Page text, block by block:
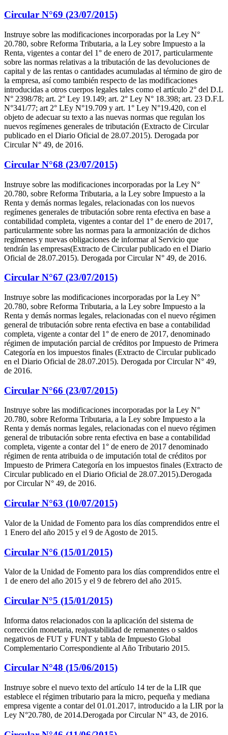
Circular N°69 (23/07/2015)
Instruye sobre las modificaciones incorporadas por la Ley N°
20.780, sobre Reforma Tributaria, a la Ley sobre Impuesto a la
Renta, vigentes a contar del 1° de enero de 2017, particularmente
sobre las normas relativas a la tributación de las devoluciones de
capital y de las rentas o cantidades acumuladas al término de giro de
la empresa, así como también respecto de las modificaciones
introducidas a otros cuerpos legales tales como el artículo 2° del D.L
N° 2398/78; art. 2° Ley 19.149; art. 2° Ley N° 18.398; art. 23 D.F.L
N°341/77; art 2° LEy N°19.709 y art. 1° Ley N°19.420, con el
objeto de adecuar su texto a las nuevas normas que regulan los
nuevos regímenes generales de tributación (Extracto de Circular
publicado en el Diario Oficial de 28.07.2015). Derogada por
Circular N° 49, de 2016.
Circular N°68 (23/07/2015)
Instruye sobre las modificaciones incorporadas por la Ley N°
20.780, sobre Reforma Tributaria, a la Ley sobre Impuesto a la
Renta y demás normas legales, relacionadas con los nuevos
regímenes generales de tributación sobre renta efectiva en base a
contabilidad completa, vigentes a contar del 1° de enero de 2017,
particularmente sobre las normas para la armonización de dichos
regímenes y nuevas obligaciones de informar al Servicio que
tendrán las empresas(Extracto de Circular publicado en el Diario
Oficial de 28.07.2015). Derogada por Circular N° 49, de 2016.
Circular N°67 (23/07/2015)
Instruye sobre las modificaciones incorporadas por la Ley N°
20.780, sobre Reforma Tributaria, a la Ley sobre Impuesto a la
Renta y demás normas legales, relacionadas con el nuevo régimen
general de tributación sobre renta efectiva en base a contabilidad
completa, vigente a contar del 1° de enero de 2017, denominado
régimen de imputación parcial de créditos por Impuesto de Primera
Categoría en los impuestos finales (Extracto de Circular publicado
en el Diario Oficial de 28.07.2015). Derogada por Circular N° 49,
de 2016.
Circular N°66 (23/07/2015)
Instruye sobre las modificaciones incorporadas por la Ley N°
20.780, sobre Reforma Tributaria, a la Ley sobre Impuesto a la
Renta y demás normas legales, relacionadas con el nuevo régimen
general de tributación sobre renta efectiva en base a contabilidad
completa, vigente a contar del 1° de enero de 2017 denominado
régimen de renta atribuida o de imputación total de créditos por
Impuesto de Primera Categoría en los impuestos finales (Extracto de
Circular publicado en el Diario Oficial de 28.07.2015).Derogada
por Circular N° 49, de 2016.
Circular N°63 (10/07/2015)
Valor de la Unidad de Fomento para los días comprendidos entre el
1 Enero del año 2015 y el 9 de Agosto de 2015.
Circular N°6 (15/01/2015)
Valor de la Unidad de Fomento para los días comprendidos entre el
1 de enero del año 2015 y el 9 de febrero del año 2015.
Circular N°5 (15/01/2015)
Informa datos relacionados con la aplicación del sistema de
corrección monetaria, reajustabilidad de remanentes o saldos
negativos de FUT y FUNT y tabla de Impuesto Global
Complementario Correspondiente al Año Tributario 2015.
Circular N°48 (15/06/2015)
Instruye sobre el nuevo texto del artículo 14 ter de la LIR que
establece el régimen tributario para la micro, pequeña y mediana
empresa vigente a contar del 01.01.2017, introducido a la LIR por la
Ley N°20.780, de 2014.Derogada por Circular N° 43, de 2016.